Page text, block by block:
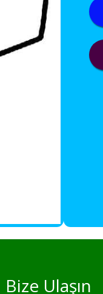
Bize Ulaşın